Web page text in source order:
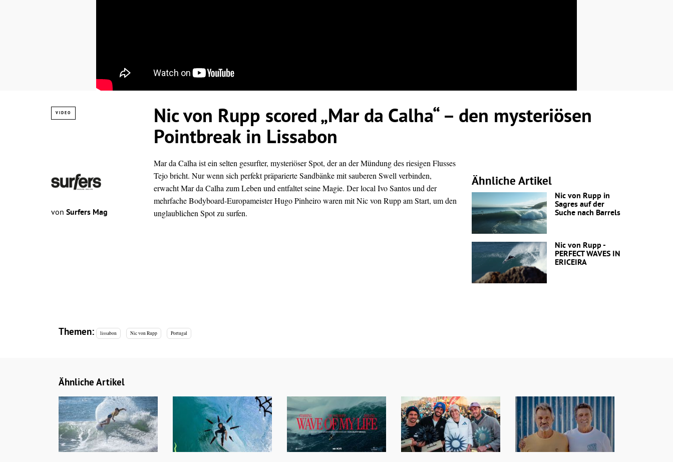
VIDEO
Nic von Rupp scored „Mar da Calha“ – den mysteriösen
Pointbreak in Lissabon
von Surfers Mag
Mar da Calha ist ein selten gesurfter, mysteriöser Spot, der an der Mündung des riesigen Flusses
Tejo bricht. Nur wenn sich perfekt präparierte Sandbänke mit sauberen Swell verbinden,
erwacht Mar da Calha zum Leben und entfaltet seine Magie. Der local Ivo Santos und der
mehrfache Bodyboard-Europameister Hugo Pinheiro waren mit Nic von Rupp am Start, um den
unglaublichen Spot zu surfen.
Ähnliche Artikel
Nic von Rupp in
Sagres auf der
Suche nach Barrels
Nic von Rupp -
PERFECT WAVES IN
ERICEIRA
Themen: lissabon Nic von Rupp Portugal
Ähnliche Artikel